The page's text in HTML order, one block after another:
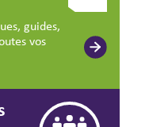
guides,
vos